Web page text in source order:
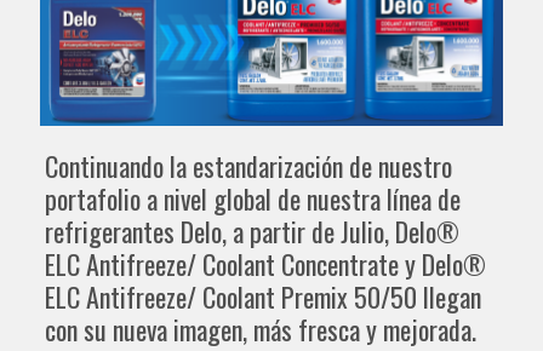
Continuando la estandarización de nuestro
portafolio a nivel global de nuestra línea de
refrigerantes Delo, a partir de Julio, Delo®
ELC Antifreeze/ Coolant Concentrate y Delo®
ELC Antifreeze/ Coolant Premix 50/50 llegan
con su nueva imagen, más fresca y mejorada.